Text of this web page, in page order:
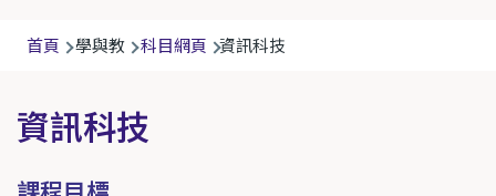
導
連
結
首頁 學與教 科目網頁 資訊科技
資訊科技